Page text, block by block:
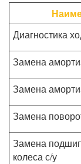
Диагностика
Замена
Замена
Замена
Замена
колеса с/у